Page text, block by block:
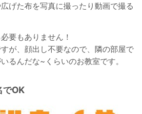
げた布を写真に撮ったり動画で撮る
要もありません！
が、顔出し不要なので、隣の部屋で
るんだな~くらいのお教室です。
でOK